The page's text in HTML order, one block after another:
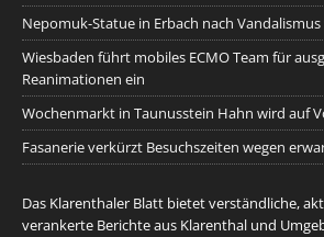
Nepomuk-Statue in Erbach nach
Wiesbaden führt mobiles ECMO Team für
Reanimationen ein
Wochenmarkt in Taunusstein Hahn wird auf
Fasanerie verkürzt Besuchszeiten wegen
Das Klarenthaler Blatt bietet verständliche,
verankerte Berichte aus Klarenthal und